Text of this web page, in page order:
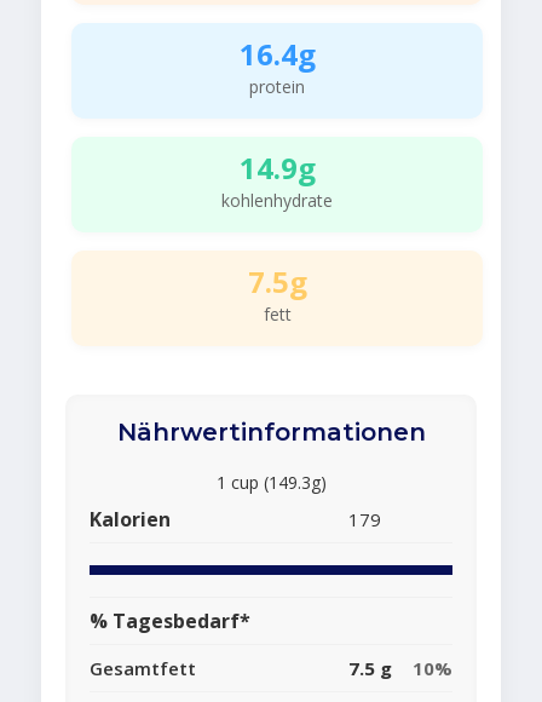
16.4g
protein
14.9g
kohlenhydrate
7.5g
fett
Nährwertinformationen
1 cup (149.3g)
Kalorien 179
% Tagesbedarf*
Gesamtfett 7.5 g
10%